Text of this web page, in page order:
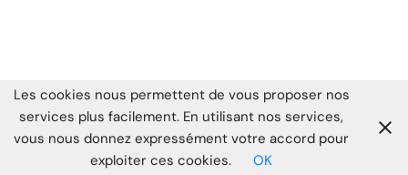
Les cookies nous permettent de vous proposer nos
services plus facilement. En utilisant nos services,
vous nous donnez expressément votre accord pour
exploiter ces cookies.
OK